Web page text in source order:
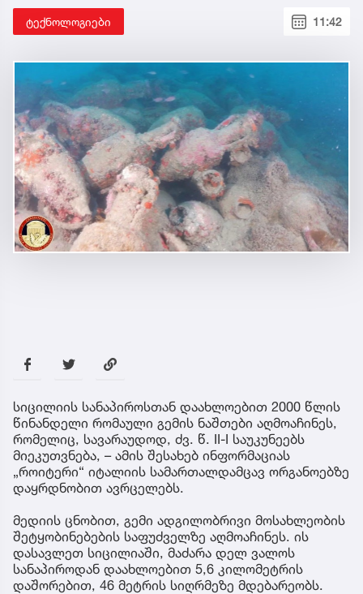
ტექნოლოგიები 11:42
სიცილიის სანაპიროსთან დაახლოებით 2000 წლის
წინანდელი რომაული გემის ნაშთები აღმოაჩინეს,
რომელიც, სავარაუდოდ, ძვ. წ. II-I საუკუნეებს
მიეკუთვნება, – ამის შესახებ ინფორმაციას
„როიტერი“ იტალიის სამართალდამცავ ორგანოებზე
დაყრდნობით ავრცელებს.
მედიის ცნობით, გემი ადგილობრივი მოსახლეობის
შეტყობინებების საფუძველზე აღმოაჩინეს. ის
დასავლეთ სიცილიაში, მაძარა დელ ვალოს
სანაპიროდან დაახლოებით 5,6 კილომეტრის
დაშორებით, 46 მეტრის სიღრმეზე მდებარეობს.